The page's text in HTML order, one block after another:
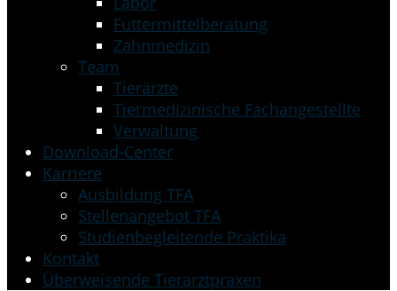
Futtermittelberatung
Zahnmedizin
Team
Tierärzte
Tiermedizinische Fachangestellte
Verwaltung
Download-Center
Karriere
Ausbildung TFA
Stellenangebot TFA
Studienbegleitende Praktika
Kontakt
Überweisende Tierarztpraxen